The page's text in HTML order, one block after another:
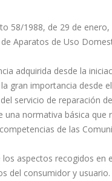
58/1988, de 29 de
Aparatos de Uso
adquirida desde la
gran importancia desde
servicio de reparación
una normativa básica
de las
los aspectos recogidos en
del consumidor y